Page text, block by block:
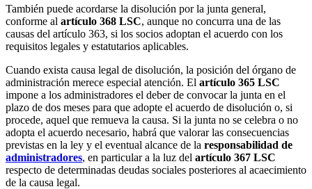
También puede acordarse la disolución por la junta general,
conforme al artículo 368 LSC, aunque no concurra una de las
causas del artículo 363, si los socios adoptan el acuerdo con los
requisitos legales y estatutarios aplicables.
Cuando exista causa legal de disolución, la posición del órgano de
administración merece especial atención. El artículo 365 LSC
impone a los administradores el deber de convocar la junta en el
plazo de dos meses para que adopte el acuerdo de disolución o, si
procede, aquel que remueva la causa. Si la junta no se celebra o no
adopta el acuerdo necesario, habrá que valorar las consecuencias
previstas en la ley y el eventual alcance de la responsabilidad de
administradores, en particular a la luz del artículo 367 LSC
respecto de determinadas deudas sociales posteriores al acaecimiento
de la causa legal.